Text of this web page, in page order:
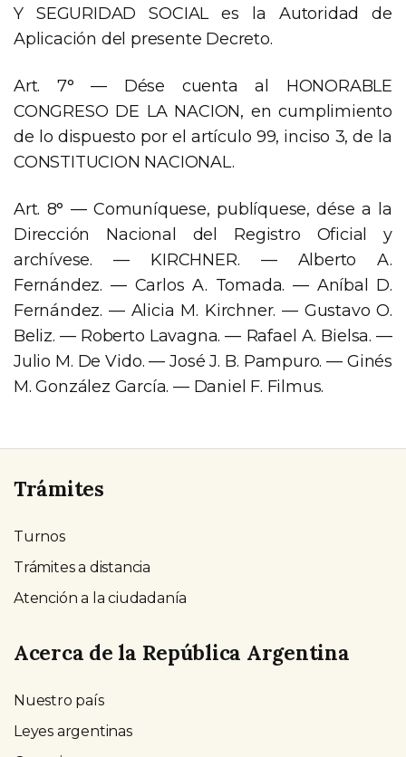
Y SEGURIDAD SOCIAL es la Autoridad de
Aplicación del presente Decreto.
Art. 7° — Dése cuenta al HONORABLE
CONGRESO DE LA NACION, en cumplimiento
de lo dispuesto por el artículo 99, inciso 3, de la
CONSTITUCION NACIONAL.
Art. 8° — Comuníquese, publíquese, dése a la
Dirección Nacional del Registro Oficial y
archívese. — KIRCHNER. — Alberto A.
Fernández. — Carlos A. Tomada. — Aníbal D.
Fernández. — Alicia M. Kirchner. — Gustavo O.
Beliz. — Roberto Lavagna. — Rafael A. Bielsa. —
Julio M. De Vido. — José J. B. Pampuro. — Ginés
M. González García. — Daniel F. Filmus.
Trámites
Turnos
Trámites a distancia
Atención a la ciudadanía
Acerca de la República Argentina
Nuestro país
Leyes argentinas